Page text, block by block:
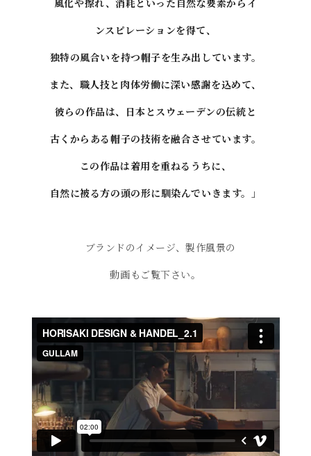
風化や擦れ、消耗といった自然な要素からイ
ンスピレーションを得て、
独特の風合いを持つ帽子を生み出しています。
また、職人技と肉体労働に深い感謝を込めて、
彼らの作品は、日本とスウェーデンの伝統と
古くからある帽子の技術を融合させています。
この作品は着用を重ねるうちに、
自然に被る方の頭の形に馴染んでいきます。」
ブランドのイメージ、製作風景の
動画もご覧下さい。